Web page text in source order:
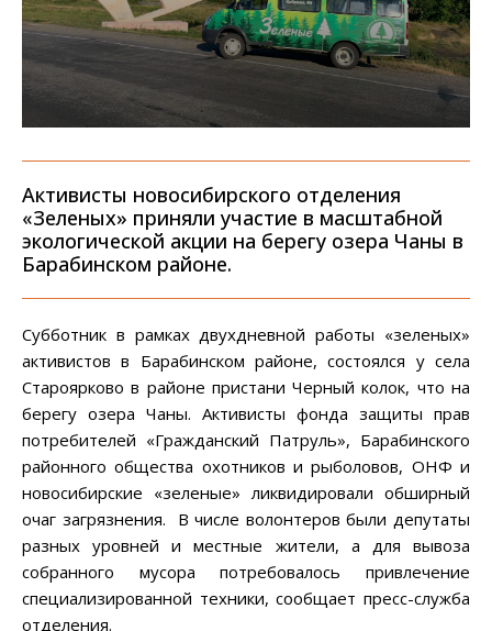
Активисты новосибирского отделения
«Зеленых» приняли участие в масштабной
экологической акции на берегу озера Чаны в
Барабинском районе.
Субботник в рамках двухдневной работы «зеленых»
активистов в Барабинском районе, состоялся у села
Староярково в районе пристани Черный колок, что на
берегу озера Чаны. Активисты фонда защиты прав
потребителей «Гражданский Патруль», Барабинского
районного общества охотников и рыболовов, ОНФ и
новосибирские «зеленые» ликвидировали обширный
очаг загрязнения. В числе волонтеров были депутаты
разных уровней и местные жители, а для вывоза
собранного мусора потребовалось привлечение
специализированной техники, сообщает пресс-служба
отделения.